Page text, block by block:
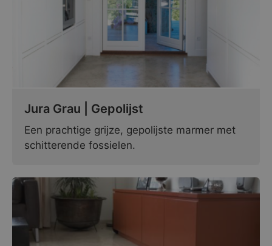
Jura Grau | Gepolijst
Een prachtige grijze, gepolijste marmer met
schitterende fossielen.